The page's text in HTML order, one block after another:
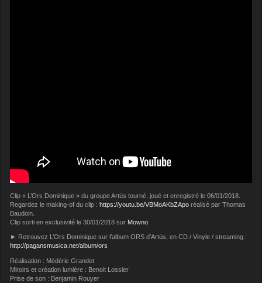
Clip « L’Ors Dominique » du groupe Artús tourné, joué et enregistré le 06/01/2018.
Regardez le making-of du clip :https://youtu.be/VBMoAKbZApo réalisé par Thomas
Baudoin.
Clip sorti en exclusivité le 30/01/2018 sur Mowno
► Retrouvez L’Ors Dominique sur l’album ORS d’Artús, en CD / Vinyle / streaming :
http://pagansmusica.net/album/ors
Réalisation : Médéric Grandet
Miroirs et création lumière : Benoit Lossier
Prise de son : Benjamin Rouyer